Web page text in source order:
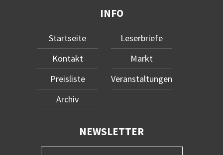
INFO
Startseite
Kontakt
Preisliste
Archiv
Leserbriefe
Markt
Veranstaltungen
NEWSLETTER